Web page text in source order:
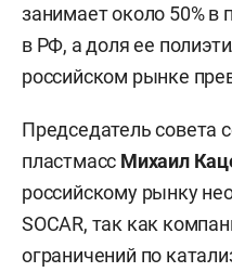
занимает около 50% в
в РФ, а доля ее
российском рынке
Председатель совета
пластмасс Михаил
российскому рынку
SOCAR, так как
ограничений по